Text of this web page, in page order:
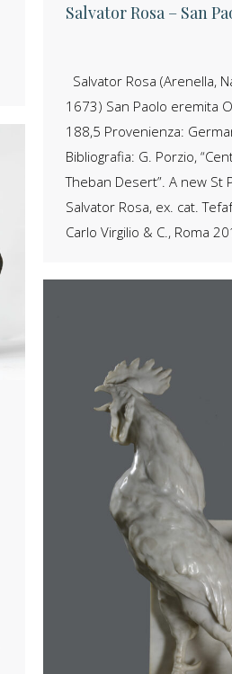
Salvator Rosa – San
Salvator Rosa (Arenella,
1673) San Paolo eremita
188,5 Provenienza:
Bibliografia: G. Porzio,
Theban Desert”. A new St
Salvator Rosa, ex. cat.
Carlo Virgilio & C., Roma